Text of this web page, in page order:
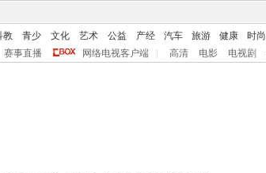
教 青少 文化 艺术 公益 产经 汽车 旅游 健康 时尚
赛事直播 网络电视客户端 高清 电影 电视剧